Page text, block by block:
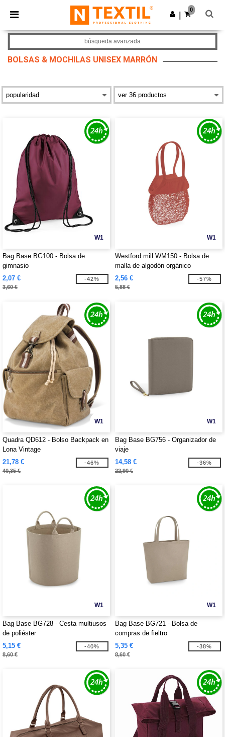
× App de Ntextil
¡Mejores precios en app!
Descargar app
0
BOLSAS & MOCHILAS UNISEX MARRÓN
búsqueda avanzada
W1
Bag Base BG100 - Bolsa de
gimnasio
2,07 €
3,60 €
-42%
W1
Westford mill WM150 - Bolsa de
malla de algodón orgánico
2,56 €
5,88 €
-57%
W1
Quadra QD612 - Bolso Backpack en
Lona Vintage
21,78 €
40,35 €
-46%
W1
Bag Base BG756 - Organizador de
viaje
14,58 €
22,90 €
-36%
W1
Bag Base BG728 - Cesta multiusos
de poliéster
5,15 €
8,60 €
-40%
W1
Bag Base BG721 - Bolsa de
compras de fieltro
5,35 €
8,60 €
-38%